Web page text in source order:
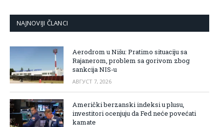
NAJNOVIJI ČLANCI
Aerodrom u Nišu: Pratimo situaciju sa
Rajanerom, problem sa gorivom zbog
sankcija NIS-u
АВГУСТ 7, 2026
Američki berzanski indeksi u plusu,
investitori ocenjuju da Fed neće povećati
kamate